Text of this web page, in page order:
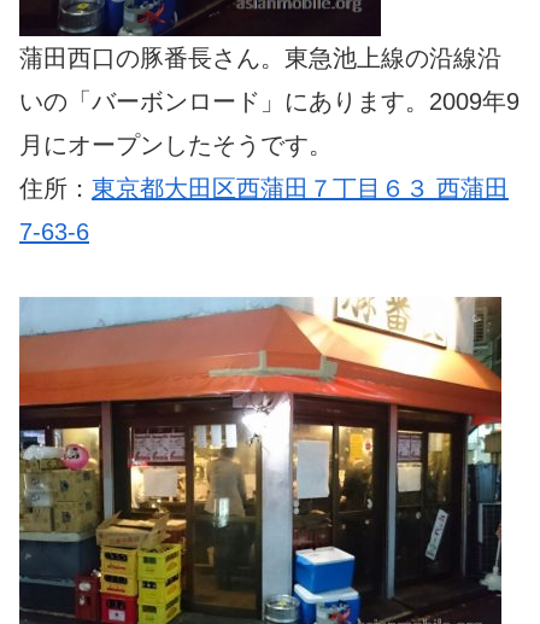
蒲田西口の豚番長さん。東急池上線の沿線沿
いの「バーボンロード」にあります。2009年9
月にオープンしたそうです。
住所： 東京都大田区西蒲田７丁目６３ 西蒲田
7-63-6